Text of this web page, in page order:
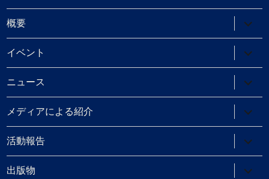
概要
ブ
メ
ニ
ュ
ー
を
展
開
イベント
ブ
メ
ニ
ュ
ー
を
展
開
ニュース
ブ
メ
ニ
ュ
ー
を
展
開
メディアによる紹介
ブ
メ
ニ
ュ
ー
を
展
活動報告
ブ
メ
ニ
ュ
出版物
ブ